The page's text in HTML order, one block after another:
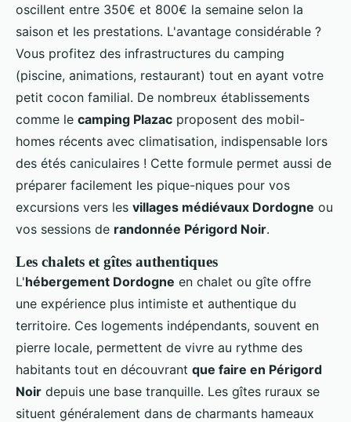
oscillent entre 350€ et 800€ la semaine selon la
saison et les prestations. L'avantage considérable ?
Vous profitez des infrastructures du camping
(piscine, animations, restaurant) tout en ayant votre
petit cocon familial. De nombreux établissements
comme le camping Plazac proposent des mobil-
homes récents avec climatisation, indispensable lors
des étés caniculaires ! Cette formule permet aussi de
préparer facilement les pique-niques pour vos
excursions vers les villages médiévaux Dordogne ou
vos sessions de randonnée Périgord Noir.
Les chalets et gîtes authentiques
L'hébergement Dordogne en chalet ou gîte offre
une expérience plus intimiste et authentique du
territoire. Ces logements indépendants, souvent en
pierre locale, permettent de vivre au rythme des
habitants tout en découvrant que faire en Périgord
Noir depuis une base tranquille. Les gîtes ruraux se
situent généralement dans de charmants hameaux